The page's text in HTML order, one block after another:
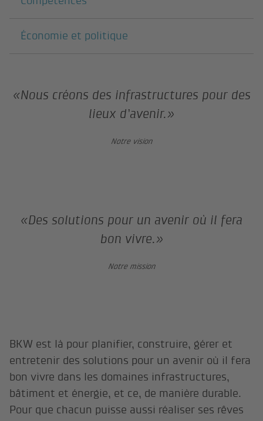
Économie et politique
«Nous créons des infrastructures pour des
lieux d’avenir.»
Notre vision
«Des solutions pour un avenir où il fera
bon vivre.»
Notre mission
BKW est là pour planifier, construire, gérer et
entretenir des solutions pour un avenir où il fera
bon vivre dans les domaines infrastructures,
bâtiment et énergie, et ce, de manière durable.
Pour que chacun puisse aussi réaliser ses rêves